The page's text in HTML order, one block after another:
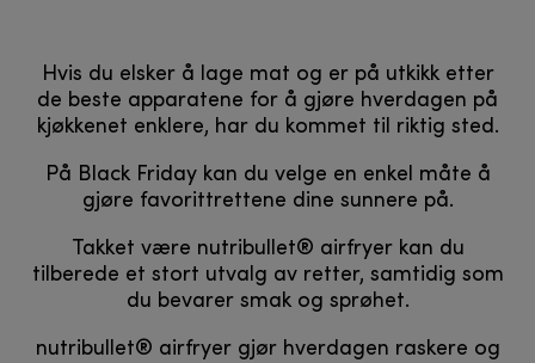
Hvis du elsker å lage mat og er på utkikk etter
de beste apparatene for å gjøre hverdagen på
kjøkkenet enklere, har du kommet til riktig sted.
På Black Friday kan du velge en enkel måte å
gjøre favorittrettene dine sunnere på.
Takket være nutribullet® airfryer kan du
tilberede et stort utvalg av retter, samtidig som
du bevarer smak og sprøhet.
nutribullet® airfryer gjør hverdagen raskere og